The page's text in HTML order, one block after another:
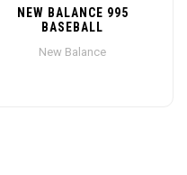
NEW BALANCE 995
BASEBALL
New Balance